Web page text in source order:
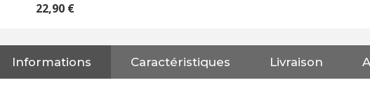
NEUTRIK NC3FXX Connecteur
XLR Femelle 3 Pôles...
22,90 €
Informations Caractéristiques Livraison